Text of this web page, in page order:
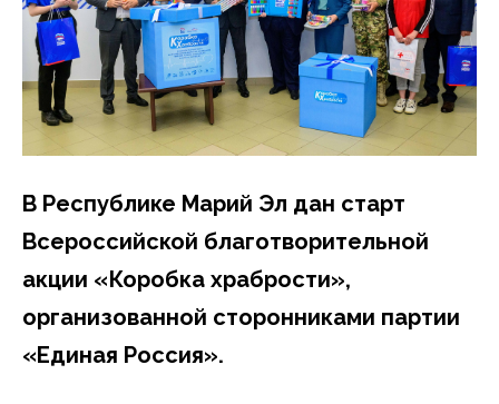
В Республике Марий Эл дан старт
Всероссийской благотворительной
акции «Коробка храбрости»,
организованной сторонниками партии
«Единая Россия».